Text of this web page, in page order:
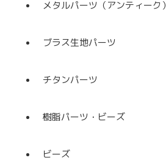
メタルパーツ（アンティーク）
ブラス生地パーツ
チタンパーツ
樹脂パーツ・ビーズ
ビーズ